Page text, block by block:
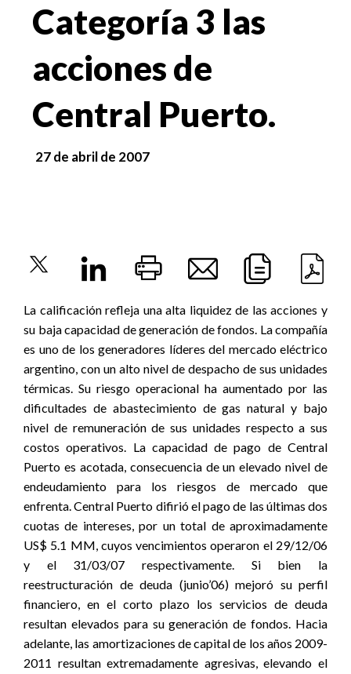
Categoría 3 las
acciones de
Central Puerto.
27 de abril de 2007
La calificación refleja una alta liquidez de las acciones y
su baja capacidad de generación de fondos. La compañía
es uno de los generadores líderes del mercado eléctrico
argentino, con un alto nivel de despacho de sus unidades
térmicas. Su riesgo operacional ha aumentado por las
dificultades de abastecimiento de gas natural y bajo
nivel de remuneración de sus unidades respecto a sus
costos operativos. La capacidad de pago de Central
Puerto es acotada, consecuencia de un elevado nivel de
endeudamiento para los riesgos de mercado que
enfrenta. Central Puerto difirió el pago de las últimas dos
cuotas de intereses, por un total de aproximadamente
US$ 5.1 MM, cuyos vencimientos operaron el 29/12/06
y el 31/03/07 respectivamente. Si bien la
reestructuración de deuda (junio’06) mejoró su perfil
financiero, en el corto plazo los servicios de deuda
resultan elevados para su generación de fondos. Hacia
adelante, las amortizaciones de capital de los años 2009-
2011 resultan extremadamente agresivas, elevando el